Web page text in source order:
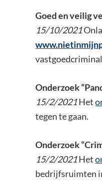
Goed en veilig
15/10/2021
Onderzoek
15/2/2021Het
tegen te gaan.
Onderzoek
15/2/2021Het
bedrijfsruimten